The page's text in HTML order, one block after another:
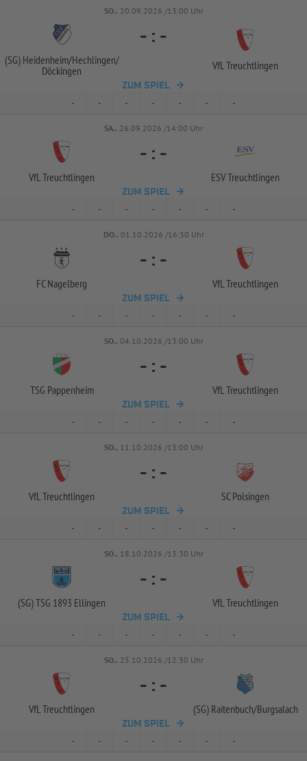
SO.. 20.09.2026 /13:00 Uhr
(SG) Heidenheim/Hechlingen/
Döckingen
- : -
VfL Treuchtlingen
ZUM SPIEL
- - - - - - -
SA.. 26.09.2026 /14:00 Uhr
VfL Treuchtlingen
- : -
ESV Treuchtlingen
ZUM SPIEL
- - - - - - -
DO.. 01.10.2026 /16:30 Uhr
FC Nagelberg
- : -
VfL Treuchtlingen
ZUM SPIEL
- - - - - - -
SO.. 04.10.2026 /13:00 Uhr
TSG Pappenheim
- : -
VfL Treuchtlingen
ZUM SPIEL
- - - - - - -
SO.. 11.10.2026 /13:00 Uhr
VfL Treuchtlingen
- : -
SC Polsingen
ZUM SPIEL
- - - - - - -
SO.. 18.10.2026 /13:30 Uhr
(SG) TSG 1893 Ellingen
- : -
VfL Treuchtlingen
ZUM SPIEL
- - - - - - -
SO.. 25.10.2026 /12:30 Uhr
VfL Treuchtlingen
- : -
(SG) Raitenbuch/Burgsalach
ZUM SPIEL
- - - - - - -